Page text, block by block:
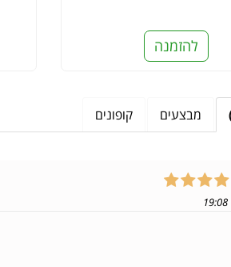
להזמנה
מבצעים קופונים